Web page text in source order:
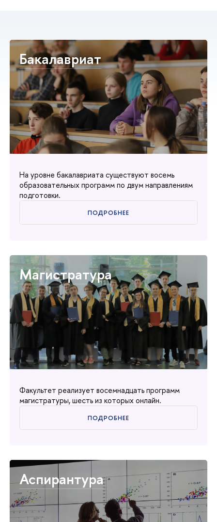
Бакалавриат
На уровне бакалавриата существуют восемь
образовательных программ по двум направлениям
подготовки.
ПОДРОБНЕЕ
Магистратура
Факультет реализует восемнадцать программ
магистратуры, шесть из которых онлайн.
ПОДРОБНЕЕ
Аспирантура